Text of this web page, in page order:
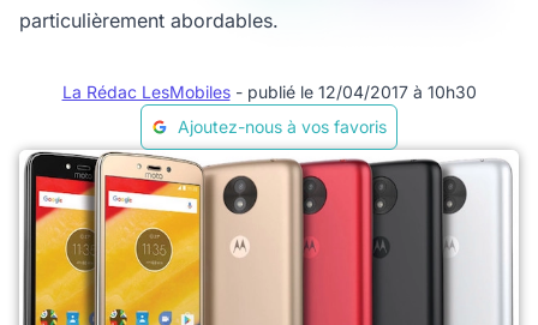
particulièrement abordables.
La Rédac LesMobiles - publié le 12/04/2017 à 10h30
Ajoutez-nous à vos favoris